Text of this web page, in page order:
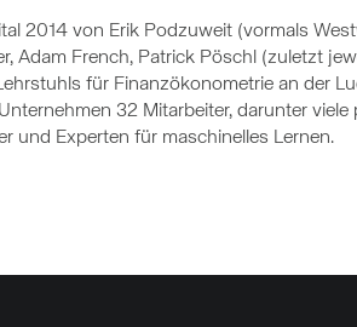
2014 von Erik Podzuweit (vormals
Adam French, Patrick Pöschl (zuletzt
für Finanzökonometrie an der
32 Mitarbeiter, darunter viele
und Experten für maschinelles Lernen.